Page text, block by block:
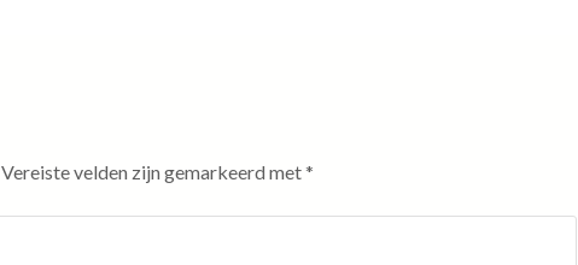
Vereiste velden zijn gemarkeerd met*